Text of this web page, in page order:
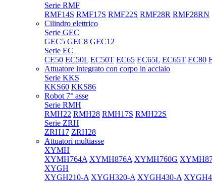
Serie RMF
RMF14S RMF17S RMF22S RMF28R RMF28RN
Cilindro elettrico
Serie GEC
GEC5 GEC8 GEC12
Serie EC
CE50 EC50L EC50T EC65 EC65L EC65T EC80
Attuatore integrato con corpo in acciaio
Serie KKS
KKS60 KKS86
Robot 7° asse
Serie RMH
RMH22 RMH28 RMH17S RMH22S
Serie ZRH
ZRH17 ZRH28
Attuatori multiasse
XYMH
XYMH764A XYMH876A XYMH760G
XYGH
XYGH210-A XYGH320-A XYGH430-A